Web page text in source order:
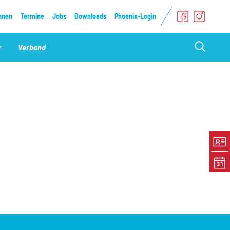
Verband
Suche
einblenden
Termine Jobs Downloads Phoenix-Login